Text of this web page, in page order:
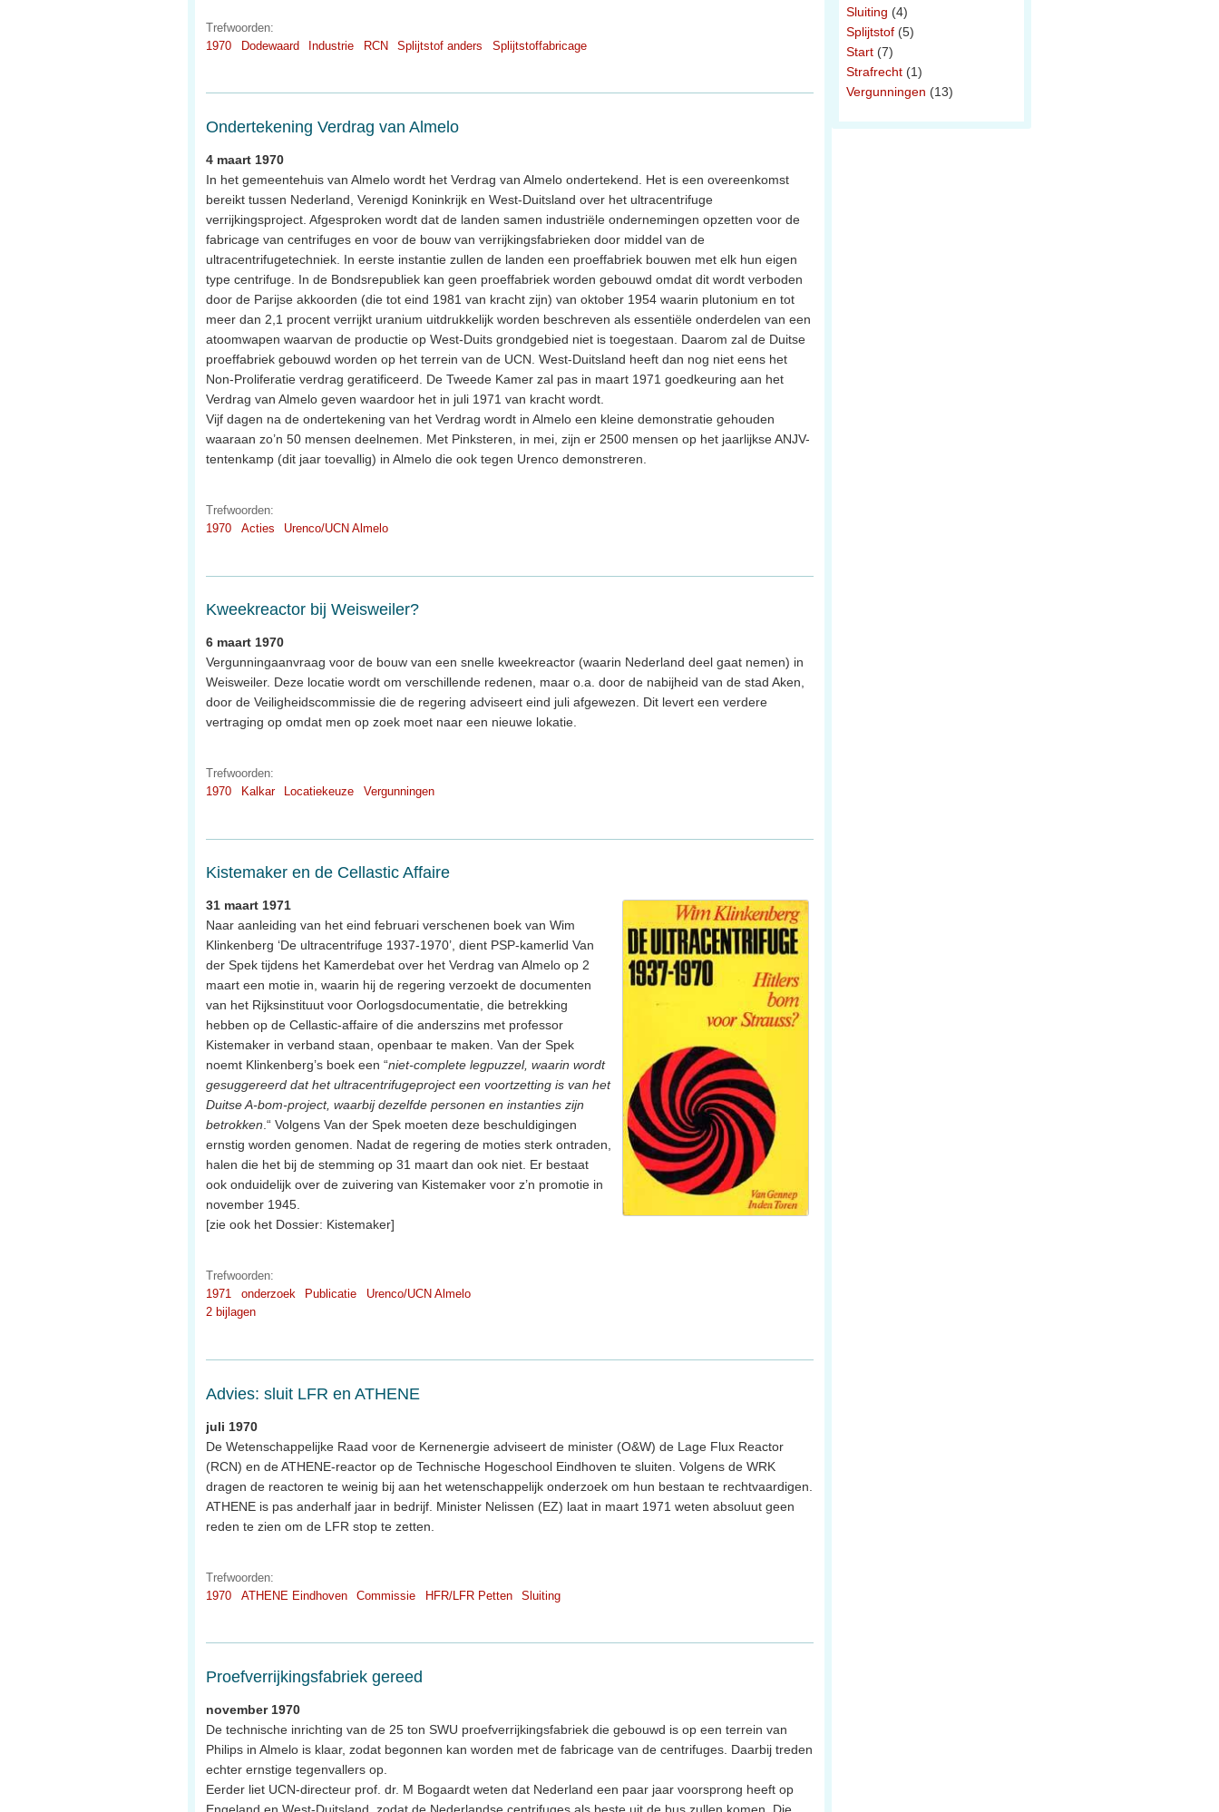
Trefwoorden:
1970
Dodewaard Industrie RCN Splijtstof anders Splijtstoffabricage
Ondertekening Verdrag van Almelo
4 maart 1970
In het gemeentehuis van Almelo wordt het Verdrag van Almelo ondertekend. Het is een overeenkomst
bereikt tussen Nederland, Verenigd Koninkrijk en West-Duitsland over het ultracentrifuge
verrijkingsproject. Afgesproken wordt dat de landen samen industriële ondernemingen opzetten voor de
fabricage van centrifuges en voor de bouw van verrijkingsfabrieken door middel van de
ultracentrifugetechniek. In eerste instantie zullen de landen een proeffabriek bouwen met elk hun eigen
type centrifuge. In de Bondsrepubliek kan geen proeffabriek worden gebouwd omdat dit wordt verboden
door de Parijse akkoorden (die tot eind 1981 van kracht zijn) van oktober 1954 waarin plutonium en tot
meer dan 2,1 procent verrijkt uranium uitdrukkelijk worden beschreven als essentiële onderdelen van een
atoomwapen waarvan de productie op West-Duits grondgebied niet is toegestaan. Daarom zal de Duitse
proeffabriek gebouwd worden op het terrein van de UCN. West-Duitsland heeft dan nog niet eens het
Non-Proliferatie verdrag geratificeerd. De Tweede Kamer zal pas in maart 1971 goedkeuring aan het
Verdrag van Almelo geven waardoor het in juli 1971 van kracht wordt.
Vijf dagen na de ondertekening van het Verdrag wordt in Almelo een kleine demonstratie gehouden
waaraan zo’n 50 mensen deelnemen. Met Pinksteren, in mei, zijn er 2500 mensen op het jaarlijkse ANJV-
tentenkamp (dit jaar toevallig) in Almelo die ook tegen Urenco demonstreren.
Trefwoorden:
1970
Acties Urenco/UCN Almelo
Kweekreactor bij Weisweiler?
6 maart 1970
Vergunningaanvraag voor de bouw van een snelle kweekreactor (waarin Nederland deel gaat nemen) in
Weisweiler. Deze locatie wordt om verschillende redenen, maar o.a. door de nabijheid van de stad Aken,
door de Veiligheidscommissie die de regering adviseert eind juli afgewezen. Dit levert een verdere
vertraging op omdat men op zoek moet naar een nieuwe lokatie.
Trefwoorden:
1970
Kalkar Locatiekeuze Vergunningen
Kistemaker en de Cellastic Affaire
31 maart 1971
Naar aanleiding van het eind februari verschenen boek van Wim
Klinkenberg ‘De ultracentrifuge 1937-1970’, dient PSP-kamerlid Van
der Spek tijdens het Kamerdebat over het Verdrag van Almelo op 2
maart een motie in, waarin hij de regering verzoekt de documenten
van het Rijksinstituut voor Oorlogsdocumentatie, die betrekking
hebben op de Cellastic-affaire of die anderszins met professor
Kistemaker in verband staan, openbaar te maken. Van der Spek
noemt Klinkenberg’s boek een “niet-complete legpuzzel, waarin wordt
gesuggereerd dat het ultracentrifugeproject een voortzetting is van het
Duitse A-bom-project, waarbij dezelfde personen en instanties zijn
betrokken.“ Volgens Van der Spek moeten deze beschuldigingen
ernstig worden genomen. Nadat de regering de moties sterk ontraden,
halen die het bij de stemming op 31 maart dan ook niet. Er bestaat
ook onduidelijk over de zuivering van Kistemaker voor z’n promotie in
november 1945.
[zie ook het Dossier: Kistemaker]
Trefwoorden:
1971
onderzoek Publicatie
Urenco/UCN Almelo
2 bijlagen
Advies: sluit LFR en ATHENE
juli 1970
De Wetenschappelijke Raad voor de Kernenergie adviseert de minister (O&W) de Lage Flux Reactor
(RCN) en de ATHENE-reactor op de Technische Hogeschool Eindhoven te sluiten. Volgens de WRK
dragen de reactoren te weinig bij aan het wetenschappelijk onderzoek om hun bestaan te rechtvaardigen.
ATHENE is pas anderhalf jaar in bedrijf. Minister Nelissen (EZ) laat in maart 1971 weten absoluut geen
reden te zien om de LFR stop te zetten.
Trefwoorden:
1970
ATHENE Eindhoven Commissie HFR/LFR Petten Sluiting
Proefverrijkingsfabriek gereed
november 1970
De technische inrichting van de 25 ton SWU proefverrijkingsfabriek die gebouwd is op een terrein van
Philips in Almelo is klaar, zodat begonnen kan worden met de fabricage van de centrifuges. Daarbij treden
echter ernstige tegenvallers op.
Eerder liet UCN-directeur prof. dr. M Bogaardt weten dat Nederland een paar jaar voorsprong heeft op
Sluiting (4)
Splijtstof (5)
Start (7)
Strafrecht (1)
Vergunningen (13)